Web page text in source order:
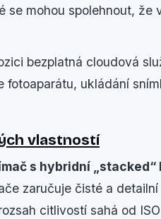
se mohou spolehnout,
bezplatná cloudová
fotoaparátu, ukládání
vlastností
s hybridní
zaručuje čisté a
citlivostí sahá od